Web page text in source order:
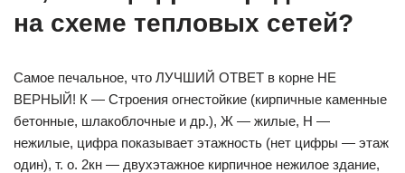
на схеме тепловых сетей?
Самое печальное, что ЛУЧШИЙ ОТВЕТ в корне НЕ
ВЕРНЫЙ! К — Строения огнестойкие (кирпичные каменные
бетонные, шлакоблочные и др.), Ж — жилые, Н —
нежилые, цифра показывает этажность (нет цифры — этаж
один), т. о. 2кн — двухэтажное кирпичное нежилое здание,